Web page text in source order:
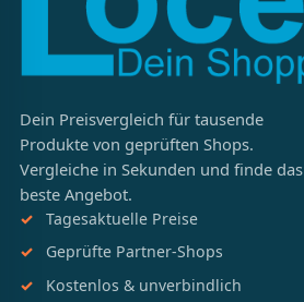
Dein Preisvergleich für tausende
Produkte von geprüften Shops.
Vergleiche in Sekunden und finde das
beste Angebot.
Tagesaktuelle Preise
Geprüfte Partner-Shops
Kostenlos & unverbindlich